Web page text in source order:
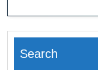
Search